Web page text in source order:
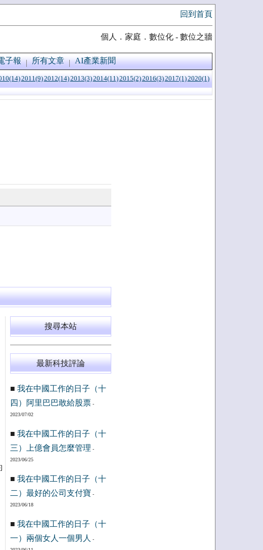
回到首頁
個人．家庭．數位化 - 數位之牆
子報 所有文章 AI產業新聞
2011(9)2012(14)2013(3)2014(11)2015(2)2016(3)2017(1)2020(1)
搜尋本站
最新科技評論
■ 我在中國工作的日子（十
四）阿里巴巴敢給股票-
2023/07/02
■ 我在中國工作的日子（十
三）上億會員怎麼管理 -
2023/06/25
■ 我在中國工作的日子（十
二）最好的公司支付寶 -
2023/06/18
■ 我在中國工作的日子（十
一）兩個女人一個男人
-